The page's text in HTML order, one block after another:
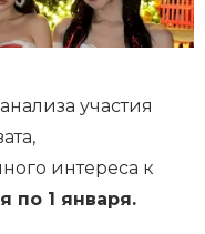
участия
интереса к
по 1 января.